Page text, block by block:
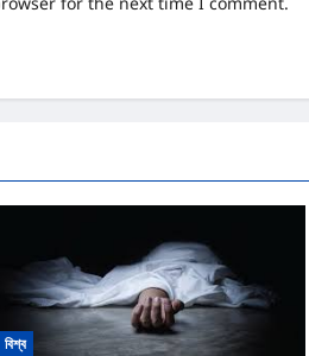
বিশ্ব